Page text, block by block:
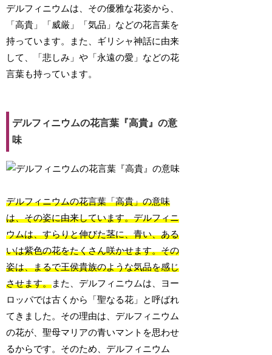
デルフィニウムは、その優雅な花姿から、
「高貴」「威厳」「気品」などの花言葉を
持っています。また、ギリシャ神話に由来
して、「悲しみ」や「永遠の愛」などの花
言葉も持っています。
デルフィニウムの花言葉『高貴』の意
味
デルフィニウムの花言葉「高貴」の意味
は、その姿に由来しています。デルフィニ
ウムは、すらりと伸びた茎に、青い、ある
いは紫色の花をたくさん咲かせます。その
姿は、まるで王侯貴族のような気品を感じ
させます。また、デルフィニウムは、ヨー
ロッパでは古くから「聖なる花」と呼ばれ
てきました。その理由は、デルフィニウム
の花が、聖母マリアの青いマントを思わせ
るからです。そのため、デルフィニウム